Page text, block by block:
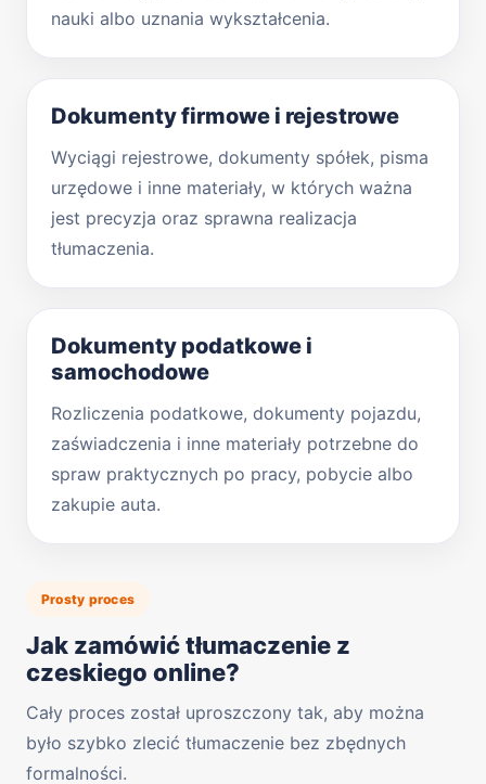
nauki albo uznania wykształcenia.
Dokumenty firmowe i rejestrowe
Wyciągi rejestrowe, dokumenty spółek, pisma
urzędowe i inne materiały, w których ważna
jest precyzja oraz sprawna realizacja
tłumaczenia.
Dokumenty podatkowe i
samochodowe
Rozliczenia podatkowe, dokumenty pojazdu,
zaświadczenia i inne materiały potrzebne do
spraw praktycznych po pracy, pobycie albo
zakupie auta.
Prosty proces
Jak zamówić tłumaczenie z
czeskiego online?
Cały proces został uproszczony tak, aby można
było szybko zlecić tłumaczenie bez zbędnych
formalności.